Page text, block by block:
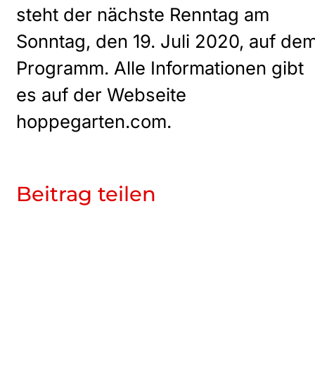
steht der nächste Renntag am
Sonntag, den 19. Juli 2020, auf
Programm. Alle Informationen gibt
es auf der Webseite
hoppegarten.com.
Beitrag teilen